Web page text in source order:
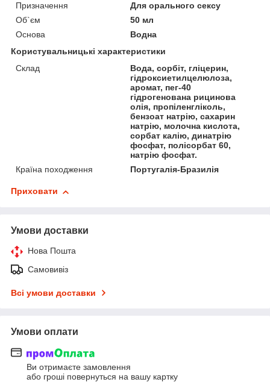
Призначення
Для орального сексу
Об`єм
50 мл
Основа
Водна
Користувальницькі характеристики
Склад
Вода, сорбіт, гліцерин,
гідроксиетилцелюлоза,
аромат, пег-40
гідрогенована рицинова
олія, пропіленгліколь,
бензоат натрію, сахарин
натрію, молочна кислота,
сорбат калію, динатрію
фосфат, полісорбат 60,
натрію фосфат.
Країна походження
Португалія-Бразилія
Приховати
Умови доставки
Нова Пошта
Самовивіз
Всі умови доставки
Умови оплати
Ви отримаєте замовлення
або гроші повернуться на вашу картку